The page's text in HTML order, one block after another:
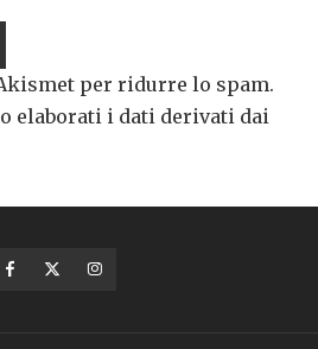
per ridurre lo spam.
elaborati i dati derivati dai